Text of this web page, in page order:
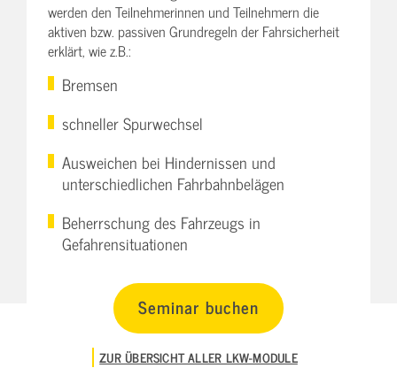
werden den Teilnehmerinnen und Teilnehmern die
aktiven bzw. passiven Grundregeln der Fahrsicherheit
erklärt, wie z.B.:
Bremsen
schneller Spurwechsel
Ausweichen bei Hindernissen und
unterschiedlichen Fahrbahnbelägen
Beherrschung des Fahrzeugs in
Gefahrensituationen
Seminar buchen
ZUR ÜBERSICHT ALLER LKW-MODULE